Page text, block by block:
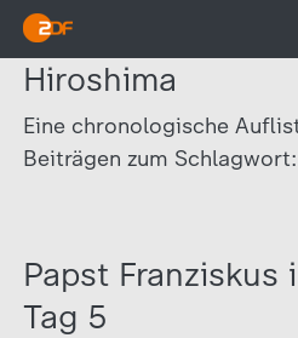
Hiroshima
Eine chronologische
Beiträgen zum Schlagwort:
Papst Franziskus
Tag 5